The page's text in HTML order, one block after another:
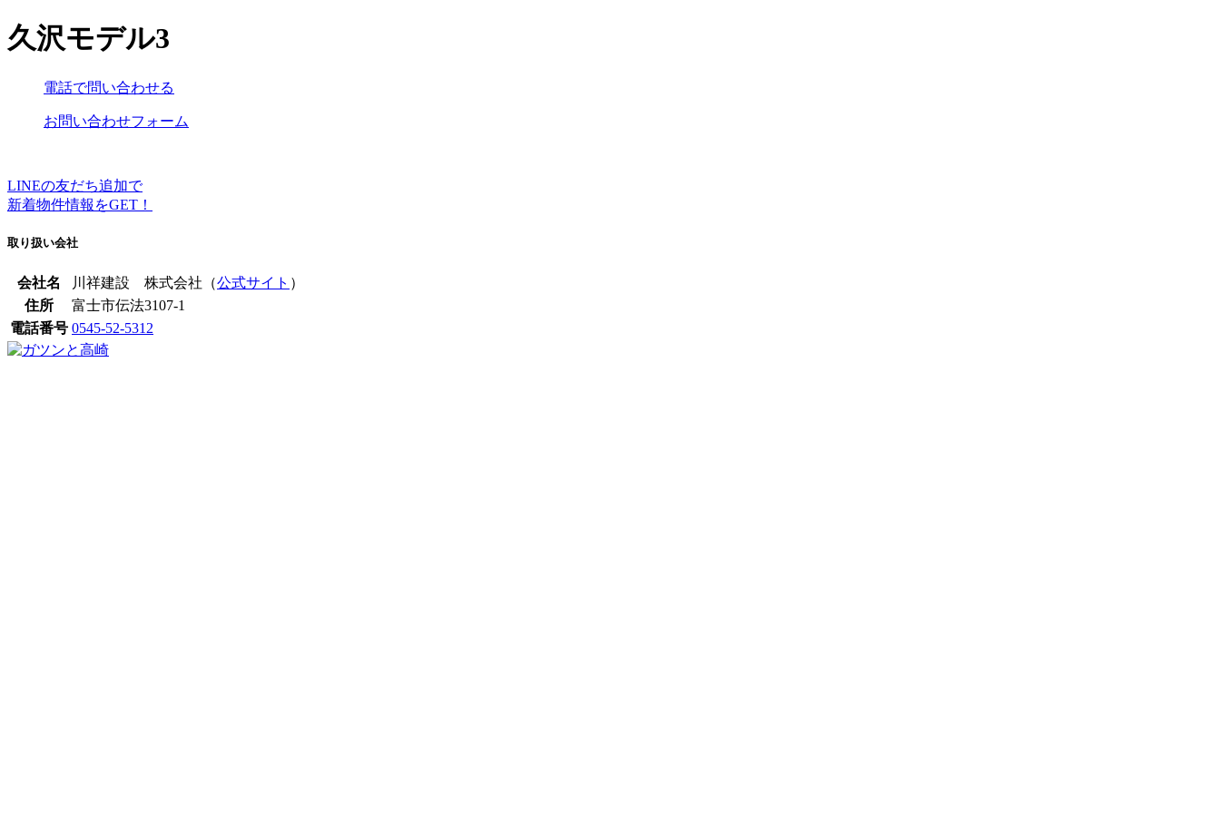
久沢モデル3
電話で問い合わせる
お問い合わせフォーム
LINEの友だち追加で
新着物件情報をGET！
取り扱い会社
会社名 川祥建設 株式会社（公式サイト ）
住所
富士市伝法3107-1
電話番号 0545-52-5312